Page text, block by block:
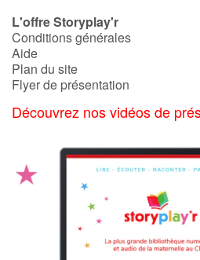
L'offre Storyplay'r
Conditions générales
Aide
Plan du site
Flyer de présentation
Découvrez nos vidéos de